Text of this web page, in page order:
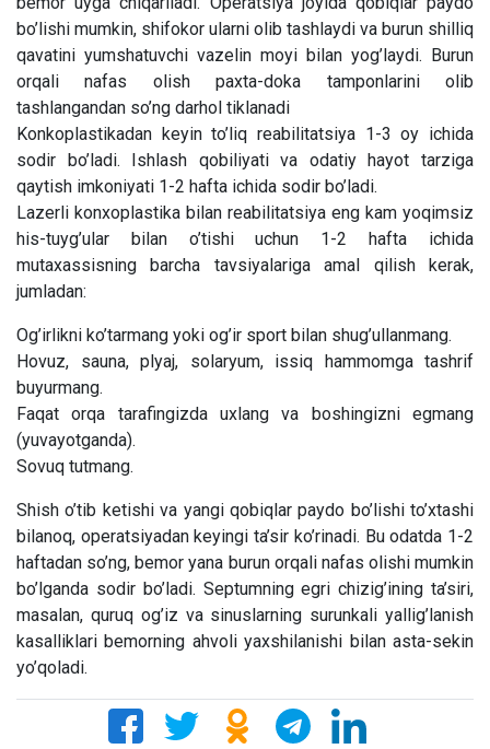
bo’lishi mumkin, shifokor ularni olib tashlaydi va burun shilliq
qavatini yumshatuvchi vazelin moyi bilan yog’laydi. Burun
orqali nafas olish paxta-doka tamponlarini olib
tashlangandan so’ng darhol tiklanadi
Konkoplastikadan keyin to’liq reabilitatsiya 1-3 oy ichida
sodir bo’ladi. Ishlash qobiliyati va odatiy hayot tarziga
qaytish imkoniyati 1-2 hafta ichida sodir bo’ladi.
Lazerli konxoplastika bilan reabilitatsiya eng kam yoqimsiz
his-tuyg’ular bilan o’tishi uchun 1-2 hafta ichida
mutaxassisning barcha tavsiyalariga amal qilish kerak,
jumladan:
Og’irlikni ko’tarmang yoki og’ir sport bilan shug’ullanmang.
Hovuz, sauna, plyaj, solaryum, issiq hammomga tashrif
buyurmang.
Faqat orqa tarafingizda uxlang va boshingizni egmang
(yuvayotganda).
Sovuq tutmang.
Shish o’tib ketishi va yangi qobiqlar paydo bo’lishi to’xtashi
bilanoq, operatsiyadan keyingi ta’sir ko’rinadi. Bu odatda 1-2
haftadan so’ng, bemor yana burun orqali nafas olishi mumkin
bo’lganda sodir bo’ladi. Septumning egri chizig’ining ta’siri,
masalan, quruq og’iz va sinuslarning surunkali yallig’lanish
kasalliklari bemorning ahvoli yaxshilanishi bilan asta-sekin
yo’qoladi.